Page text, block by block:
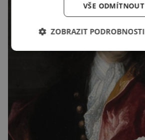
VŠE ODMÍTNOUT
ZOBRAZIT PODROBNOSTI